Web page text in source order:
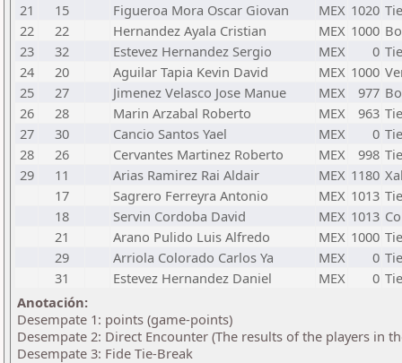
21
15 Figueroa Mora Oscar Giovan MEX 1020
22
22 Hernandez Ayala Cristian MEX 1000
23
32 Estevez Hernandez Sergio MEX 0
24
20 Aguilar Tapia Kevin David MEX 1000
25
27 Jimenez Velasco Jose Manue MEX 977
26
28 Marin Arzabal Roberto MEX 963
27
30 Cancio Santos Yael MEX 0
28
26 Cervantes Martinez Roberto MEX 998
29
11 Arias Ramirez Rai Aldair MEX 1180
17
Sagrero Ferreyra Antonio MEX 1013
18
Servin Cordoba David MEX 1013
21
Arano Pulido Luis Alfredo MEX 1000
29
Arriola Colorado Carlos Ya MEX 0
31
Estevez Hernandez Daniel MEX 0
Anotación:
Desempate 1: points (game-points)
Desempate 2: Direct Encounter (The results of the players in
Desempate 3: Fide Tie-Break